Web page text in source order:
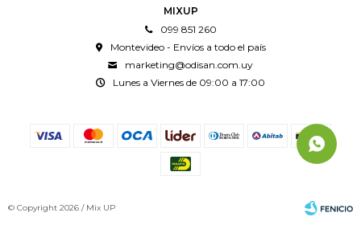
MIXUP
099 851 260
Montevideo - Envíos a todo el país
marketing@odisan.com.uy
Lunes a Viernes de 09:00 a 17:00
© Copyright 2026 / Mix UP